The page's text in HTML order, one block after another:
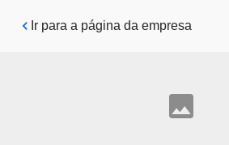
Pular para o conteúdo principal
Ir para a página da empresa